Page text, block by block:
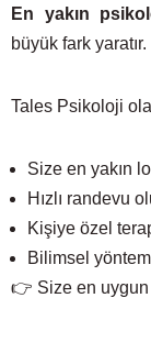
En yakın
büyük fark yaratır.
Tales Psikoloji
Size en yakın
Hızlı randevu
Kişiye özel
Bilimsel
👉 Size en